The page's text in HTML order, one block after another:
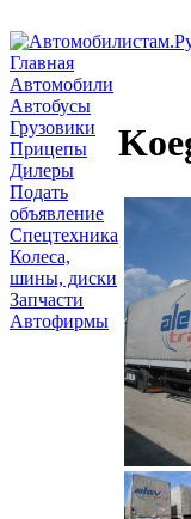
Главная
Автомобили
Автобусы
Грузовики
Прицепы
Дилеры
Подать
объявление
Спецтехника
Колеса,
шины, диски
Запчасти
Автофирмы